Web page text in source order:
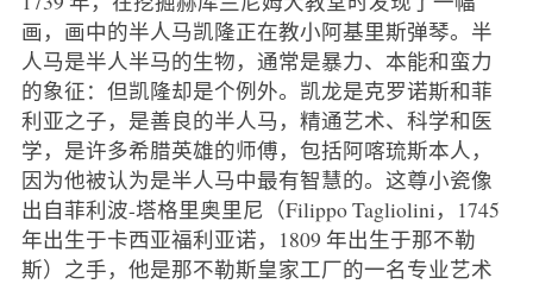
画，画中的半人马凯隆正在教小阿基里斯弹琴。半
人马是半人半马的生物，通常是暴力、本能和蛮力
的象征：但凯隆却是个例外。凯龙是克罗诺斯和菲
利亚之子，是善良的半人马，精通艺术、科学和医
学，是许多希腊英雄的师傅，包括阿喀琉斯本人，
因为他被认为是半人马中最有智慧的。这尊小瓷像
出自菲利波-塔格里奥里尼（Filippo Tagliolini，1745
年出生于卡西亚福利亚诺，1809 年出生于那不勒
斯）之手，他是那不勒斯皇家工厂的一名专业艺术